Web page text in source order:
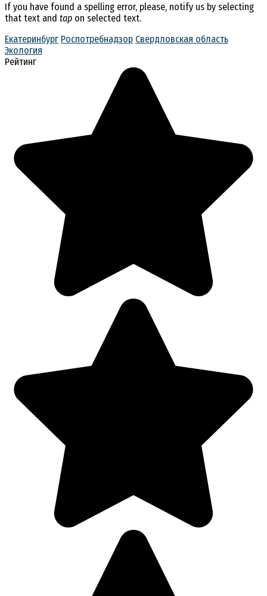
If you have found a spelling error, please, notify us by selecting
that text and tap on selected text.
Екатеринбург Роспотребнадзор Свердловская область
Экология
Рейтинг